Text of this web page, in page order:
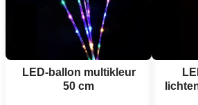
LED-ballon multikleur
50 cm